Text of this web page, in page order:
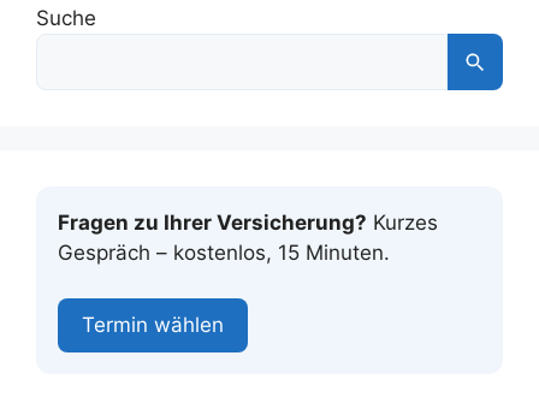
Suche
Fragen zu Ihrer Versicherung? Kurzes
Gespräch – kostenlos, 15 Minuten.
Termin wählen